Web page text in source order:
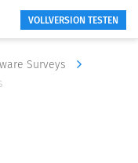
VOLLVERSION TESTEN
Surveys